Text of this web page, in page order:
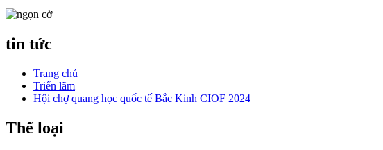
tin tức
Trang chủ
Triển lãm
Hội chợ quang học quốc tế Bắc Kinh CIOF 2024
Thể loại